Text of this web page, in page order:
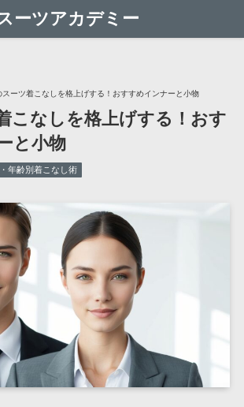
ーツアカデミー
スーツ着こなしを格上げする！おすすめインナーと小物
こなしを格上げする！おす
と小物
年齢別着こなし術